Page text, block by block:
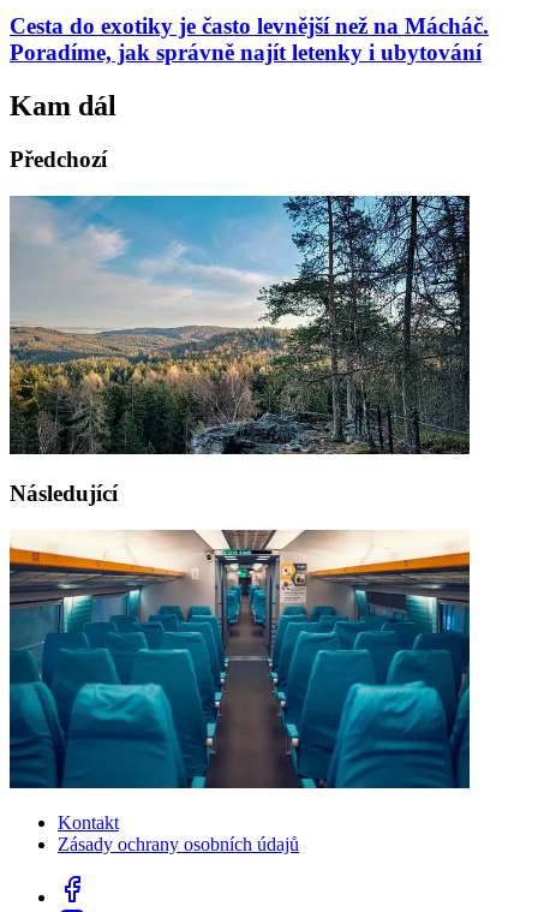
Cesta do exotiky je často levnější než na Mácháč.
Poradíme, jak správně najít letenky i ubytování
Kam dál
Předchozí
Následující
Kontakt
Zásady ochrany osobních údajů